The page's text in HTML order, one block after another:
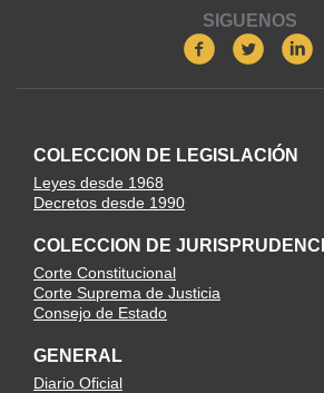
SIGUENOS
COLECCION DE LEGISLACIÓN
Leyes desde 1968
Decretos desde 1990
COLECCION DE
Corte Constitucional
Corte Suprema de Justicia
Consejo de Estado
GENERAL
Diario Oficial